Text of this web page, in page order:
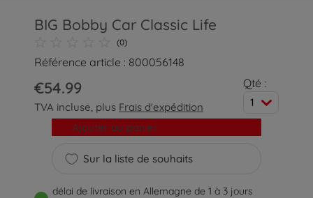
BIG Bobby Car Classic Life
(0)
Référence article : 800056148
€54.99
TVA incluse, plus Frais d'expédition
Qté :
1
Sur la liste de souhaits
Ajouter au panier
délai de livraison en Allemagne de 1 à 3 jours